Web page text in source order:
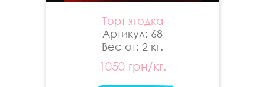
Торт ягодка
Артикул: 68
Вес от: 2 кг.
1050 грн/кг.